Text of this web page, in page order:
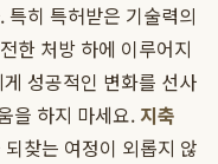
히 특허받은 기술력의
한 처방 하에 이루어지
성공적인 변화를 선사
을 하지 마세요. 지축
찾는 여정이 외롭지 않